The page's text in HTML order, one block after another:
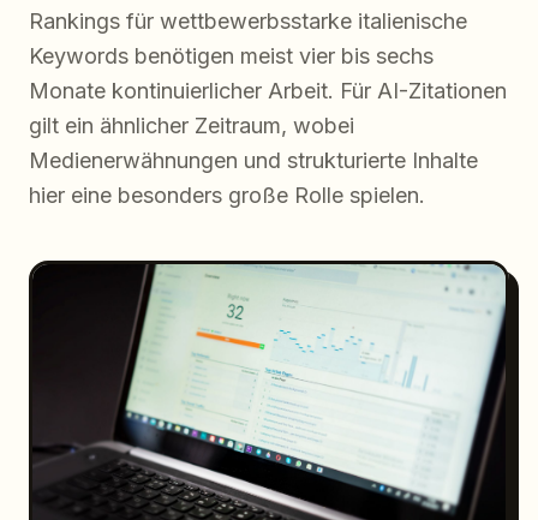
Rankings für wettbewerbsstarke italienische
Keywords benötigen meist vier bis sechs
Monate kontinuierlicher Arbeit. Für AI-Zitationen
gilt ein ähnlicher Zeitraum, wobei
Medienerwähnungen und strukturierte Inhalte
hier eine besonders große Rolle spielen.